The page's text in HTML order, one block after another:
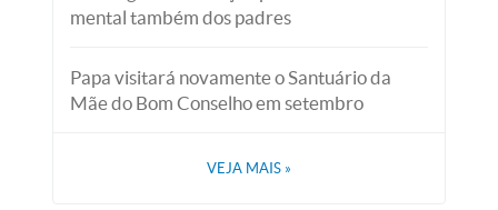
mental também dos padres
Papa visitará novamente o Santuário da
Mãe do Bom Conselho em setembro
VEJA MAIS »